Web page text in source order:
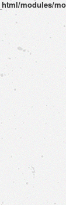
modules/